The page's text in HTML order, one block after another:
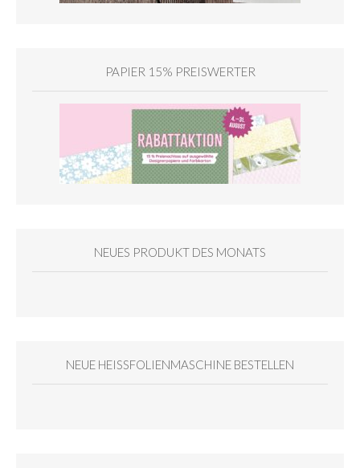
PAPIER 15% PREISWERTER
NEUES PRODUKT DES MONATS
NEUE HEISSFOLIENMASCHINE BESTELLEN